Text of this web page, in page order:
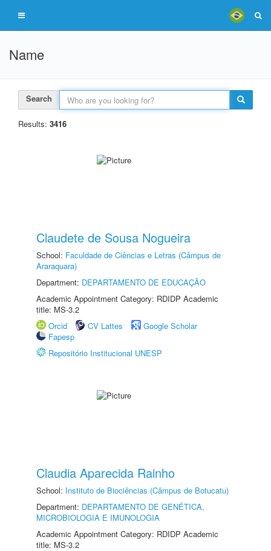
Name
Search
Results: 3416
Claudete de Sousa Nogueira
School: Faculdade de Ciências e Letras (Câmpus de
Araraquara)
Department: DEPARTAMENTO DE EDUCAÇÃO
Academic Appointment Category: RDIDP Academic
title: MS-3.2
Orcid
CV Lattes
Google Scholar
Fapesp
Repositório Institucional UNESP
Claudia Aparecida Rainho
School: Instituto de Biociências (Câmpus de Botucatu)
Department: DEPARTAMENTO DE GENÉTICA,
MICROBIOLOGIA E IMUNOLOGIA
Academic Appointment Category: RDIDP Academic
title: MS-3.2